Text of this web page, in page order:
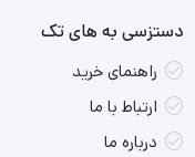
دستزسی به های تک
راهنمای خرید
ارتباط با ما
درباره ما